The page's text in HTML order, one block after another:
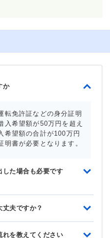
か
転免許証などの身分証明
入希望額が50万円を超え
希望額の合計が100万円
明書が必要となります。
した場合も必要です
夫ですか？
れを教えてください